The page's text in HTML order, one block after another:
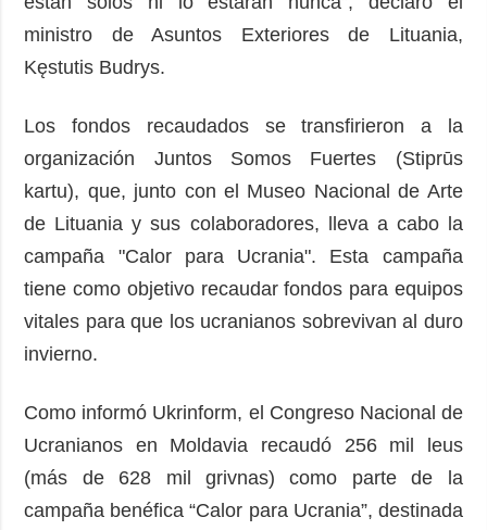
ministro de Asuntos Exteriores de Lituania,
Kęstutis Budrys.
Los fondos recaudados se transfirieron a la
organización Juntos Somos Fuertes (Stiprūs
kartu), que, junto con el Museo Nacional de Arte
de Lituania y sus colaboradores, lleva a cabo la
campaña "Calor para Ucrania". Esta campaña
tiene como objetivo recaudar fondos para equipos
vitales para que los ucranianos sobrevivan al duro
invierno.
Como informó Ukrinform, el Congreso Nacional de
Ucranianos en Moldavia recaudó 256 mil leus
(más de 628 mil grivnas) como parte de la
campaña benéfica “Calor para Ucrania”, destinada